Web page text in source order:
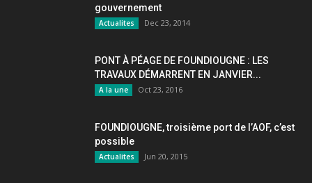
gouvernement
Actualites Dec 23, 2014
PONT À PÉAGE DE FOUNDIOUGNE : LES
TRAVAUX DÉMARRENT EN JANVIER...
A la une Oct 23, 2016
FOUNDIOUGNE, troisième port de l’AOF, c’est
possible
Actualites Jun 20, 2015